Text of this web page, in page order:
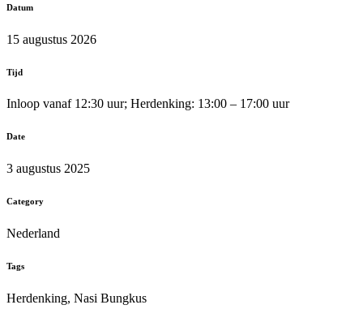
Datum
15 augustus 2026
Tijd
Inloop vanaf 12:30 uur; Herdenking: 13:00 – 17:00 uur
Date
3 augustus 2025
Category
Nederland
Tags
Herdenking, Nasi Bungkus